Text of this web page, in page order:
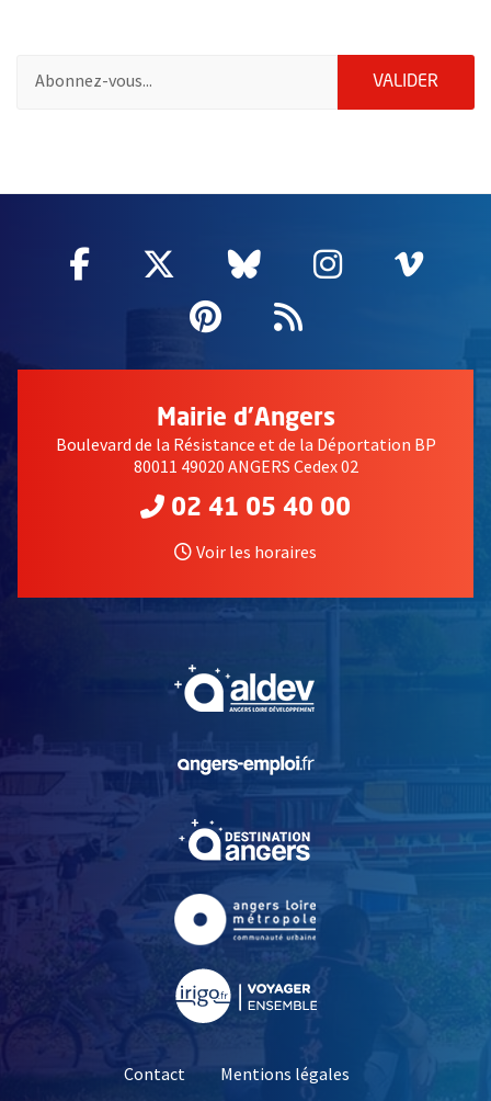
VALIDER
Facebook
, Ouvre une nouvelle fenêtre
Twitter
, Ouvre une nouvelle
Bluesky
, Ouvre une
Instagram
, Ouvre
,
Pinterest
, Ouvre une
Flux RSS
Mairie d'Angers
Boulevard de la Résistance et de la Déportation BP
80011 49020 ANGERS Cedex 02
02 41 05 40 00
Voir les horaires
, Ouvre une nouvelle
, Ouvre une nouvelle
Contact Mentions légales